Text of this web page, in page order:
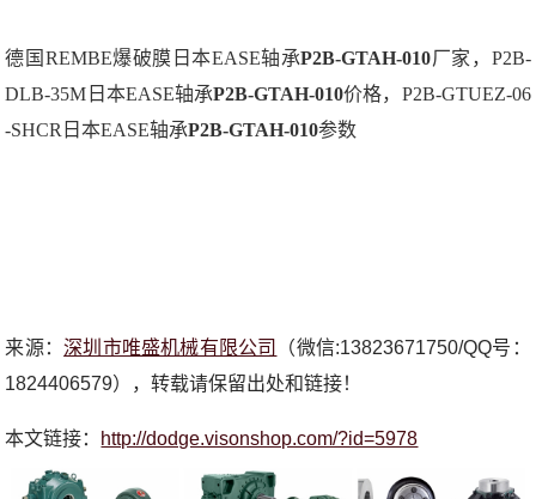
德国REMBE爆破膜日本EASE轴承P2B-GTAH-010厂家，P2B-
DLB-35M日本EASE轴承P2B-GTAH-010价格，P2B-GTUEZ-06
-SHCR日本EASE轴承P2B-GTAH-010参数
来源：深圳市唯盛机械有限公司
（微信:13823671750/QQ号：
1824406579），转载请保留出处和链接！
本文链接： http://dodge.visonshop.com/?id=5978